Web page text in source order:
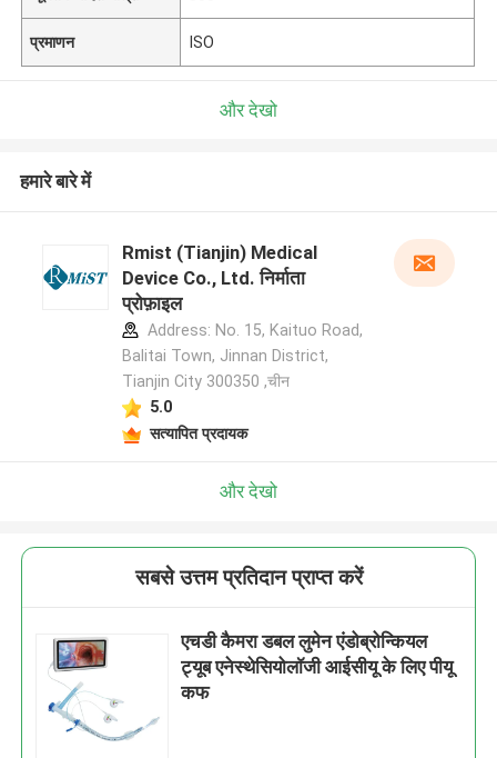
प्रमाणन ISO
और देखो
हमारे बारे में
Rmist (Tianjin) Medical
Device Co., Ltd. निर्माता
प्रोफ़ाइल
Address: No. 15, Kaituo Road,
Balitai Town, Jinnan District,
Tianjin City 300350 ,चीन
5.0
सत्यापित प्रदायक
और देखो
सबसे उत्तम प्रतिदान प्राप्त करें
एचडी कैमरा डबल लुमेन एंडोब्रोन्कियल
ट्यूब एनेस्थेसियोलॉजी आईसीयू के लिए पीयू
कफ